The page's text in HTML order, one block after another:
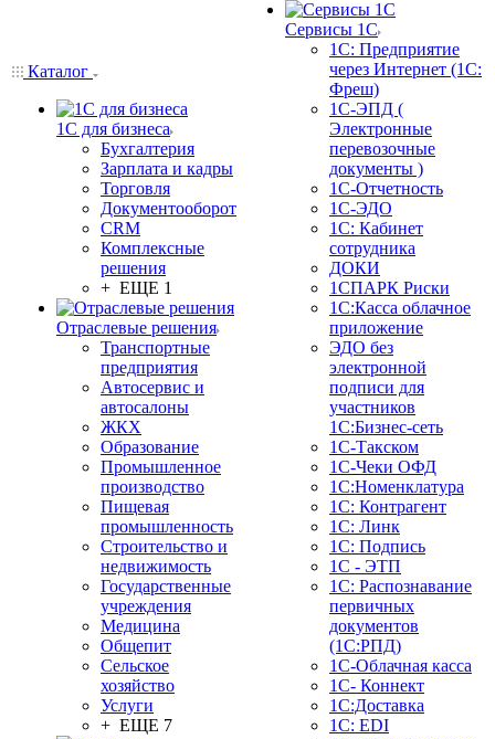
Каталог
1С для бизнеса
Бухгалтерия
Зарплата и кадры
Торговля
Документооборот
CRM
Комплексные
решения
+ ЕЩЕ 1
Отраслевые решения
Транспортные
предприятия
Автосервис и
автосалоны
ЖКХ
Образование
Промышленное
производство
Пищевая
промышленность
Строительство и
недвижимость
Государственные
учреждения
Медицина
Общепит
Сельское
хозяйство
Услуги
+ ЕЩЕ 7
Сервисы 1С
1С: Предприятие
через Интернет (1С:
Фреш)
1С-ЭПД (
Электронные
перевозочные
документы )
1С-Отчетность
1С-ЭДО
1С: Кабинет
сотрудника
ДОКИ
1СПАРК Риски
1С:Касса облачное
приложение
ЭДО без
электронной
подписи для
участников
1С:Бизнес-сеть
1С-Такском
1С-Чеки ОФД
1С:Номенклатура
1С: Контрагент
1С: Линк
1С: Подпись
1С - ЭТП
1С: Распознавание
первичных
документов
(1С:РПД)
1С-Облачная касса
1С- Коннект
1С:Доставка
1С: EDI